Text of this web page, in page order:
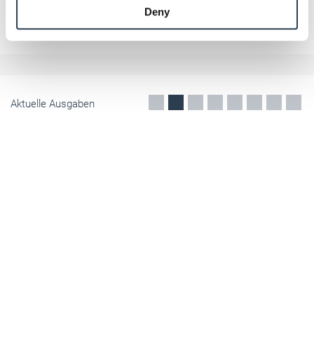
Weitere Informationen:Impressum Datenschutz
Deny
Datev profitiert von der Digitalisierung
Die Datev profitiert von der zunehmenden Digitalisierung. Das
meldet der Nürnberger IT-Dienstleister. Rückenwind gibt dem